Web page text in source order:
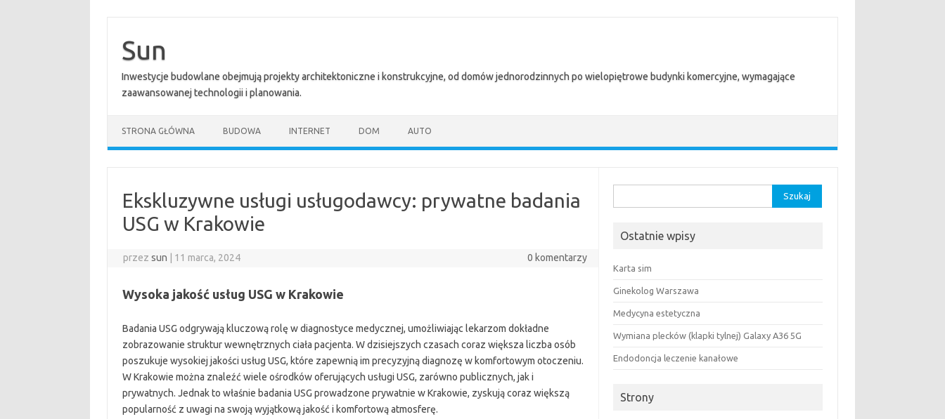
treściSun
Inwestycje budowlane obejmują projekty architektoniczne i konstrukcyjne, od domów jednorodzinnych po wielopiętrowe budynki komercyjne, wymagające
zaawansowanej technologii i planowania.
STRONA GŁÓWNA BUDOWA INTERNET DOM AUTO
Ekskluzywne usługi usługodawcy: prywatne badania
USG w Krakowie
przezsun 11 marca, 2024 0 komentarzy
Wysoka jakość usług USG w Krakowie
Badania USG odgrywają kluczową rolę w diagnostyce medycznej, umożliwiając lekarzom dokładne
zobrazowanie struktur wewnętrznych ciała pacjenta. W dzisiejszych czasach coraz większa liczba osób
poszukuje wysokiej jakości usług USG, które zapewnią im precyzyjną diagnozę w komfortowym otoczeniu.
W Krakowie można znaleźć wiele ośrodków oferujących usługi USG, zarówno publicznych, jak i
prywatnych. Jednak to właśnie badania USG prowadzone prywatnie w Krakowie, zyskują coraz większą
popularność z uwagi na swoją wyjątkową jakość i komfortową atmosferę.
Ostatnie wpisy
Karta sim
Ginekolog Warszawa
Medycyna estetyczna
Wymiana plecków (klapki tylnej) Galaxy A36 5G
Endodoncja leczenie kanałowe
Strony